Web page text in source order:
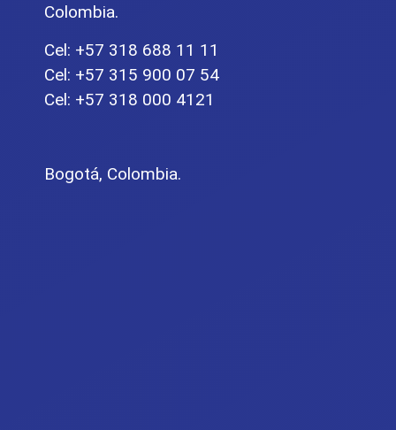
Colombia.
Cel: +57 318 688 11 11
Cel: +57 315 900 07 54
Cel: +57 318 000 4121
Bogotá, Colombia.